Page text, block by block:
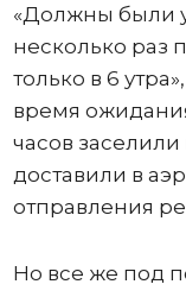
«Должны были
несколько раз
только в 6
время
часов заселили
доставили в
отправления
Но все же под